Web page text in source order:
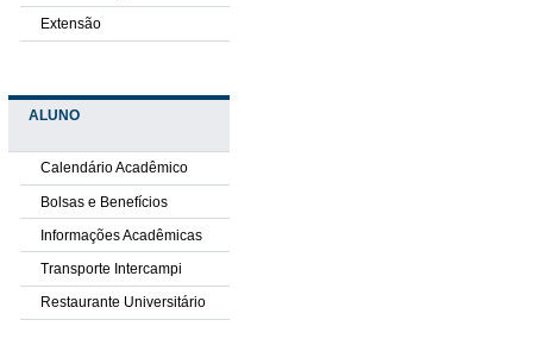
Extensão
ALUNO
Calendário Acadêmico
Bolsas e Benefícios
Informações Acadêmicas
Transporte Intercampi
Restaurante Universitário